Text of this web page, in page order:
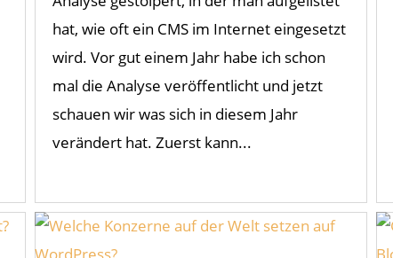
hat, wie oft ein CMS im Internet eingesetzt
wird. Vor gut einem Jahr habe ich schon
mal die Analyse veröffentlicht und jetzt
schauen wir was sich in diesem Jahr
verändert hat. Zuerst kann...